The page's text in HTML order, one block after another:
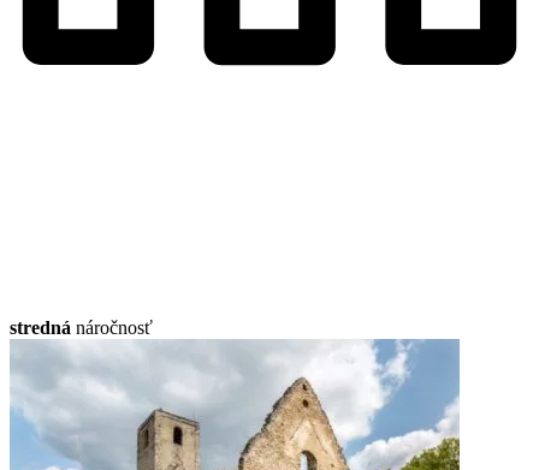
stredná náročnosť